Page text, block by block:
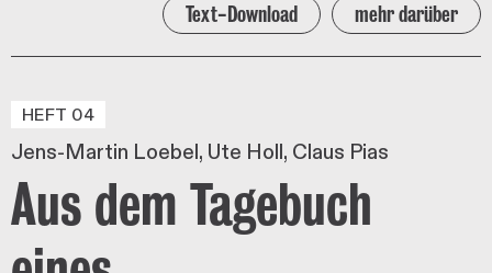
Text-Download mehr darüber
HEFT 04
Jens-Martin Loebel Ute Holl Claus Pias
Aus dem Tagebuch